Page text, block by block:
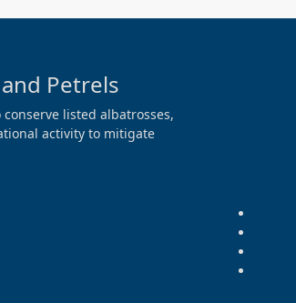
Petrels
listed albatrosses,
activity to mitigate